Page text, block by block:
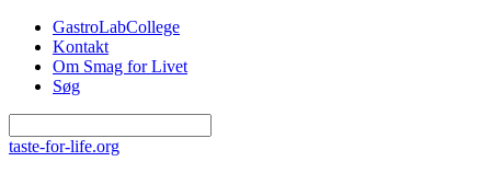
Gå til hovedindhold
GastroLabCollege
Kontakt
Om Smag for Livet
Søg
taste-for-life.org